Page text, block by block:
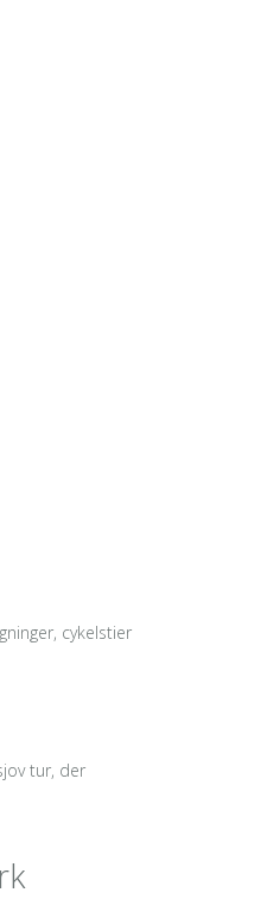
cykelstier
tur, der